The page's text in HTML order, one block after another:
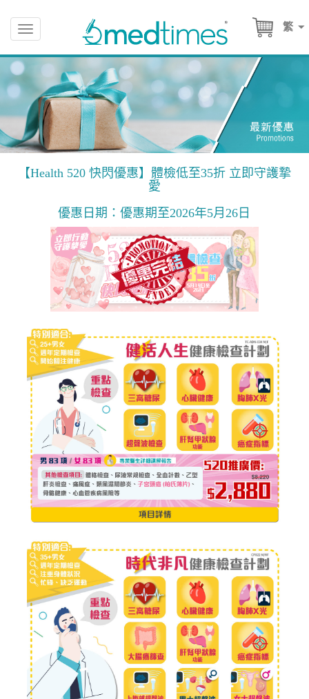
繁
Toggle
navigation
【Health 520 快閃優惠】體檢低至35折 立即守護摯
愛
優惠日期：優惠期至2026年5月26日